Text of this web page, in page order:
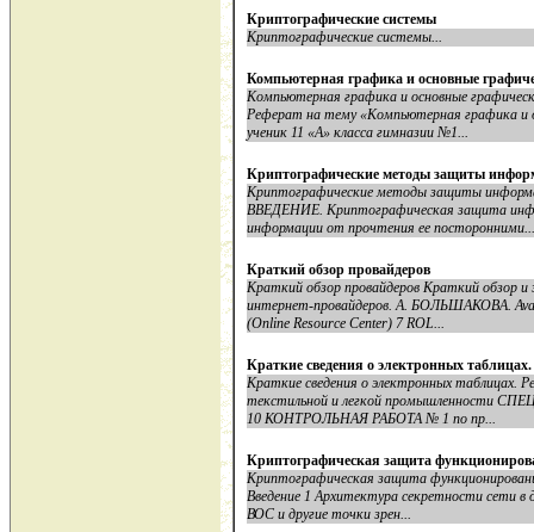
Криптографические системы
Криптографические системы...
Компьютерная графика и основные
Компьютерная графика и основные
Реферат на тему «Компьютерная графика и
ученик 11 «А» класса гимназии №1...
Криптографические методы защиты
Криптографические методы защиты
ВВЕДЕНИЕ. Криптографическая защита
информации от прочтения ее
Краткий обзор провайдеров
Краткий обзор провайдеров Краткий обзор и
интернет-провайдеров. А. БОЛЬШАКОВА.
(Online Resource Center) 7 ROL...
Краткие сведения о электронных
Краткие сведения о электронных таблицах.
текстильной и легкой промышленности
10 КОНТРОЛЬНАЯ РАБОТА № 1 по пр...
Криптографическая защита
Криптографическая защита
Введение 1 Архитектура секретности сети в
ВОС и другие точки зрен...